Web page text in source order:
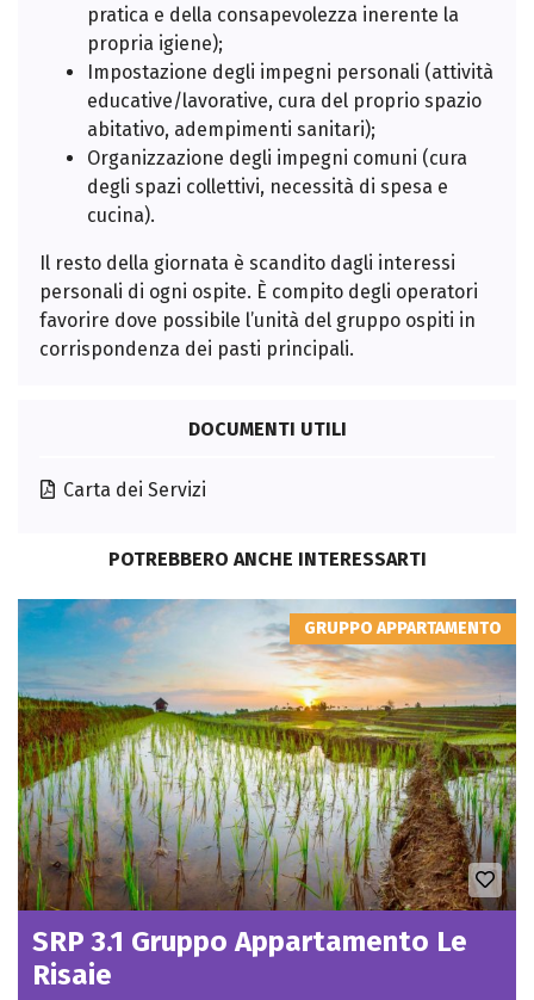
pratica e della consapevolezza inerente la
propria igiene);
Impostazione degli impegni personali (attività
educative/lavorative, cura del proprio spazio
abitativo, adempimenti sanitari);
Organizzazione degli impegni comuni (cura
degli spazi collettivi, necessità di spesa e
cucina).
Il resto della giornata è scandito dagli interessi
personali di ogni ospite. È compito degli operatori
favorire dove possibile l’unità del gruppo ospiti in
corrispondenza dei pasti principali.
DOCUMENTI UTILI
Carta dei Servizi
POTREBBERO ANCHE INTERESSARTI
GRUPPO APPARTAMENTO
SRP 3.1 Gruppo Appartamento Le
Risaie